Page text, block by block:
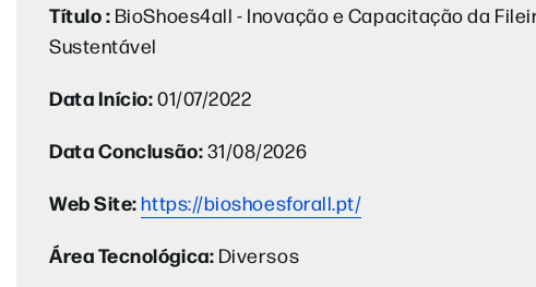
Título : BioShoes4all - Inovação e Capacitação da
Sustentável
Data Início:01/07/2022
Data Conclusão:31/08/2026
Web Site:https://bioshoesforall.pt/
Área Tecnológica: Diversos